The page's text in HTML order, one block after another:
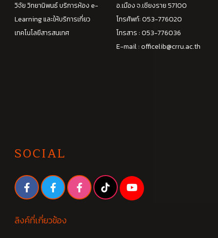
วิจัย วิทยานิพนธ์ บริการห้อง e-
Learning และให้บริการเกี่ยว
เทคโนโลยีสารสนเทศ
อ.เมือง จ.เชียงราย 57100
โทรศัพท์: 053-776020
โทรสาร : 053-776036
E-mail :officelib@crru.ac.th
SOCIAL
ลิงค์ที่เกี่ยวข้อง